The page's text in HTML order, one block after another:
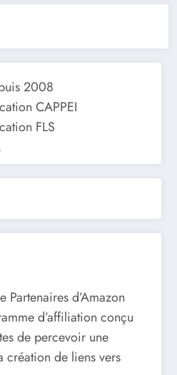
2008
CAPPEI
FLS
d’Amazon
d’affiliation conçu
de percevoir une
création de liens vers